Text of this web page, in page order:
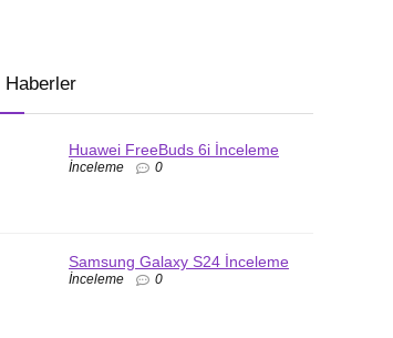
Haberler
Huawei FreeBuds 6i İnceleme
İnceleme 0
Samsung Galaxy S24 İnceleme
İnceleme 0